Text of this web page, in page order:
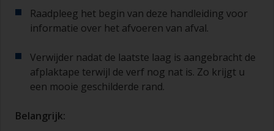
Raadpleeg het begin van deze handleiding voor
informatie over het afvoeren van afval.
Verwijder nadat de laatste laag is aangebracht de
afplaktape terwijl de verf nog nat is. Zo krijgt u
een mooie geschilderde rand.
Belangrijk: